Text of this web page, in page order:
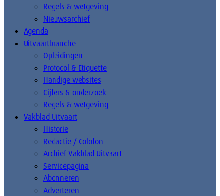
Regels & wetgeving
Nieuwsarchief
Agenda
Uitvaartbranche
Opleidingen
Protocol & Etiquette
Handige websites
Cijfers & onderzoek
Regels & wetgeving
Vakblad Uitvaart
Historie
Redactie / Colofon
Archief Vakblad Uitvaart
Servicepagina
Abonneren
Adverteren